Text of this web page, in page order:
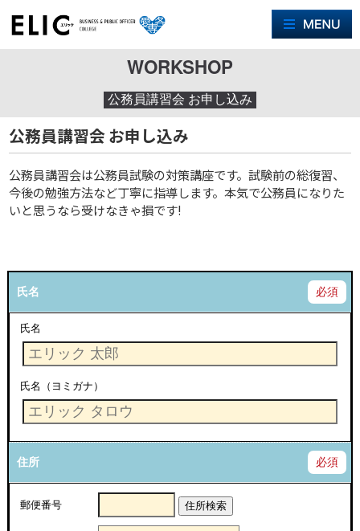
WORKSHOP
公務員講習会 お申し込み
公務員講習会 お申し込み
公務員講習会は公務員試験の対策講座です。試験前の総復習、
今後の勉強方法など丁寧に指導します。本気で公務員になりた
いと思うなら受けなきゃ損です!
氏名 必須
氏名
氏名（ヨミガナ）
住所 必須
郵便番号 住所検索